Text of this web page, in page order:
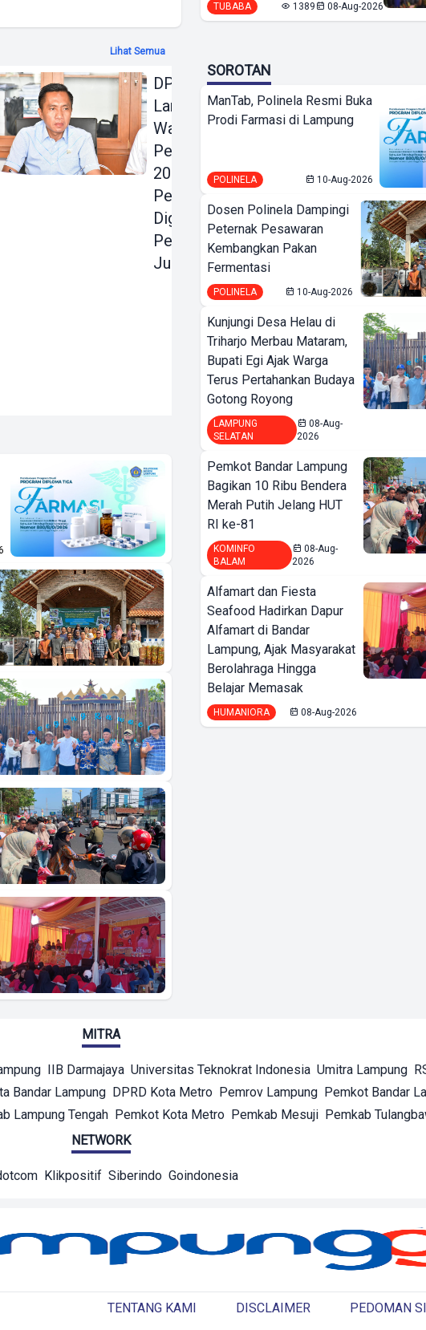
Lihat Semua
DPRD Bandar
Lampung Beri
Warning Keras
Perubahan KUA
2026:
Pendapatan
Digenjot, Belanja
Pembangunan
Justru Dipangkas
TUBABA 1389 08-Aug-2026
SOROTAN
ManTab, Polinela Resmi Buka
Prodi Farmasi di Lampung
POLINELA 10-Aug-2026
Dosen Polinela Dampingi
Peternak Pesawaran
Kembangkan Pakan
Fermentasi
POLINELA 10-Aug-2026
Kunjungi Desa Helau di
Triharjo Merbau Mataram,
Bupati Egi Ajak Warga
Terus Pertahankan Budaya
Gotong Royong
LAMPUNG
SELATAN
08-Aug-
2026
Pemkot Bandar Lampung
Bagikan 10 Ribu Bendera
Merah Putih Jelang HUT
RI ke-81
KOMINFO
BALAM
08-Aug-
2026
Alfamart dan Fiesta
Seafood Hadirkan Dapur
Alfamart di Bandar
Lampung, Ajak Masyarakat
Berolahraga Hingga
Belajar Memasak
HUMANIORA 08-Aug-2026
MITRA
IIB Darmajaya Universitas Teknokrat Indonesia Umitra Lampung
Bandar Lampung DPRD Kota Metro Pemrov Lampung Pemkot Bandar
Lampung Tengah Pemkot Kota Metro Pemkab Mesuji Pemkab
NETWORK
Klikpositif Siberindo Goindonesia
TENTANG KAMI DISCLAIMER PEDOMAN